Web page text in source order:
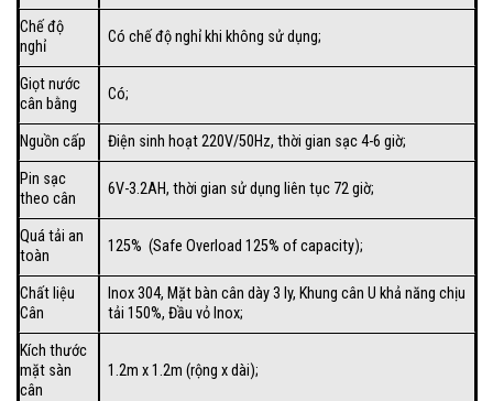
Chế độ
nghỉ
Có chế độ nghỉ khi không sử dụng;
Giọt nước
cân bằng
Có;
Nguồn cấp
Điện sinh hoạt 220V/50Hz, thời gian sạc 4-6 giờ;
Pin sạc
theo cân
6V-3.2AH, thời gian sử dụng liên tục 72 giờ;
Quá tải an
toàn
125% (Safe Overload 125% of capacity);
Chất liệu
Cân
Inox 304, Mặt bàn cân dày 3 ly, Khung cân U khả năng chịu
tải 150%, Đầu vỏ Inox;
Kích thước
mặt sàn
cân
1.2m x 1.2m (rộng x dài);